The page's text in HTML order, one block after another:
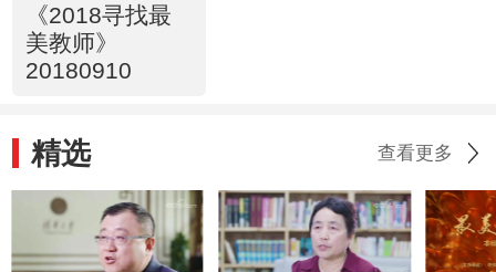
《2018寻找最
美教师》
20180910
精选 查看更多